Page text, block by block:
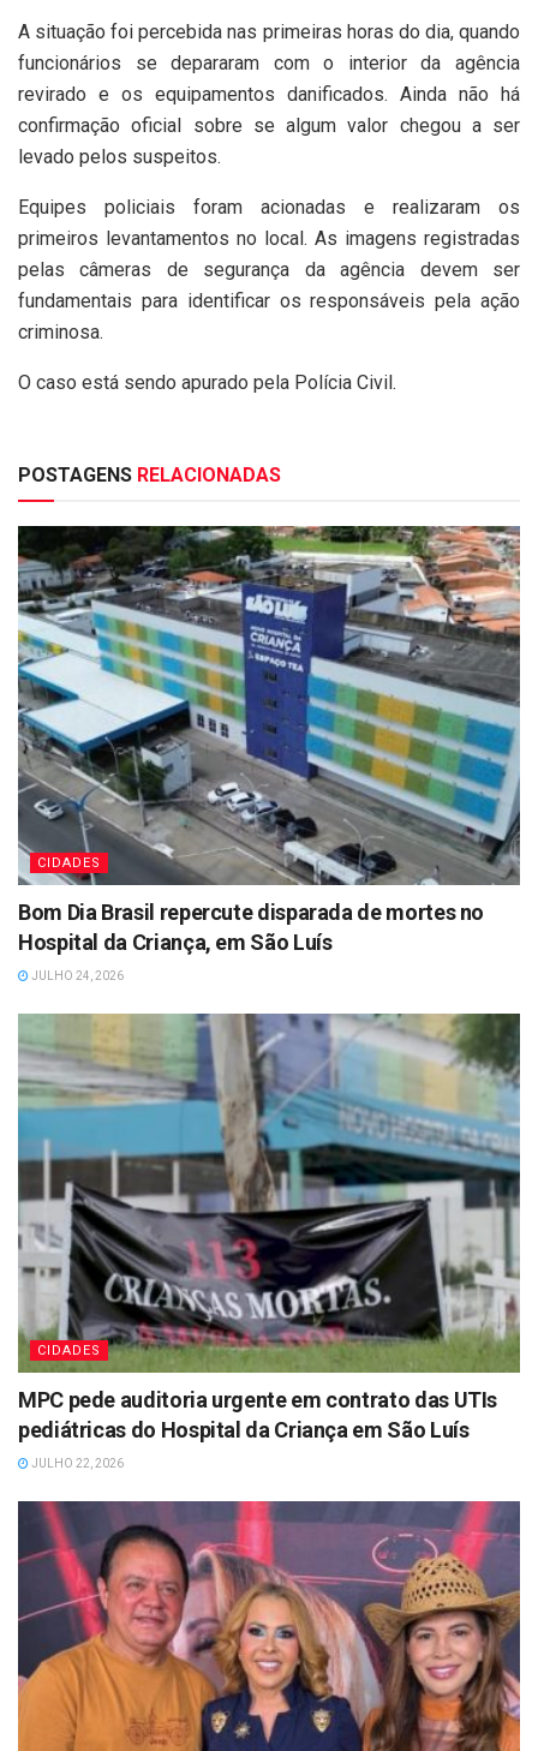
A situação foi percebida nas primeiras horas do dia, quando
funcionários se depararam com o interior da agência
revirado e os equipamentos danificados. Ainda não há
confirmação oficial sobre se algum valor chegou a ser
levado pelos suspeitos.
Equipes policiais foram acionadas e realizaram os
primeiros levantamentos no local. As imagens registradas
pelas câmeras de segurança da agência devem ser
fundamentais para identificar os responsáveis pela ação
criminosa.
O caso está sendo apurado pela Polícia Civil.
POSTAGENS RELACIONADAS
CIDADES
Bom Dia Brasil repercute disparada de mortes no
Hospital da Criança, em São Luís
JULHO 24, 2026
CIDADES
MPC pede auditoria urgente em contrato das UTIs
pediátricas do Hospital da Criança em São Luís
JULHO 22, 2026